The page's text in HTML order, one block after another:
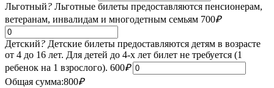
Льготный? Льготные билеты предоставляются пенсионерам,
ветеранам, инвалидам и многодетным семьям 700₽
Детский? Детские билеты предоставляются детям в возрасте
от 4 до 16 лет. Для детей до 4-х лет билет не требуется (1
ребенок на 1 взрослого). 600₽
Общая сумма:800₽